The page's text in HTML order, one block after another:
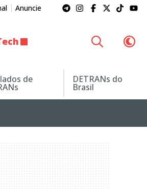
Anuncie
de DETRANs do
Brasil